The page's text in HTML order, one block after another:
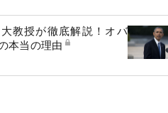
教授が徹底解説！オバ
本当の理由